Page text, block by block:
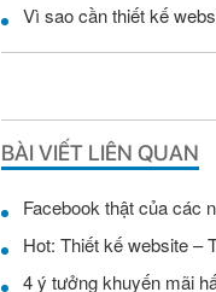
Vì sao cần thiết kế
BÀI VIẾT LIÊN QUAN
Facebook thật của các
Hot: Thiết kế website –
4 ý tưởng khuyến mãi